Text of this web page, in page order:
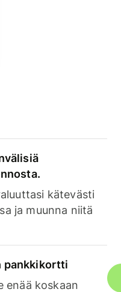
kätevästi
ja muunna niitä
pankkikortti
enää koskaan